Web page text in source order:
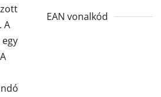
A
EAN vonalkód